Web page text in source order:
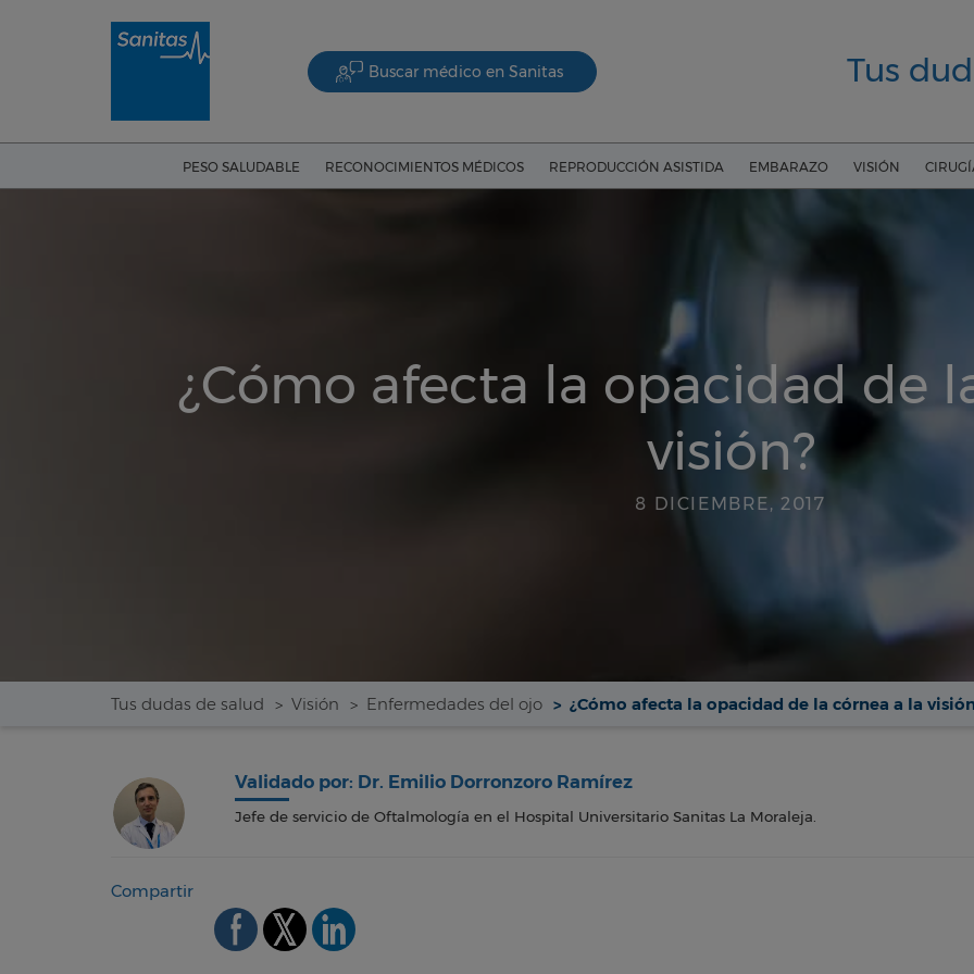
Buscar médico en Sanitas Tus
PESO SALUDABLE RECONOCIMIENTOS MÉDICOS REPRODUCCIÓN ASISTIDA EMBARAZO VISIÓN
¿Cómo afecta la opacidad de
visión?
8 DICIEMBRE, 2017
Tus dudas de salud Visión Enfermedades del ojo ¿Cómo afecta la opacidad de la córnea a la
Validado por: Dr. Emilio Dorronzoro Ramírez
Jefe de servicio de Oftalmología en el Hospital Universitario Sanitas La Moraleja.
Compartir